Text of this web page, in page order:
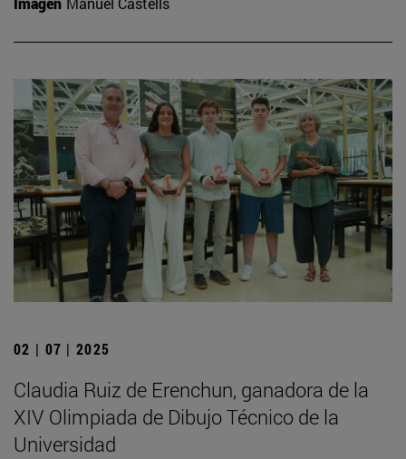
02 | 07 | 2025
Claudia Ruiz de Erenchun, ganadora de la
XIV Olimpiada de Dibujo Técnico de la
Universidad